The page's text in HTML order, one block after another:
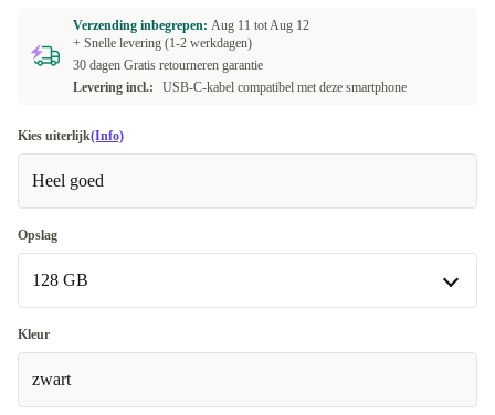
Verzending inbegrepen: Aug 11 totAug 12
+ Snelle levering (1-2 werkdagen)
30 dagen Gratis retourneren garantie
Levering incl.:
USB-C-kabel compatibel met deze smartphone
Kies uiterlijk(Info)
Heel goed
Opslag
128 GB
128 GB
Beschikbaar in andere configuraties
Kleur
zwart